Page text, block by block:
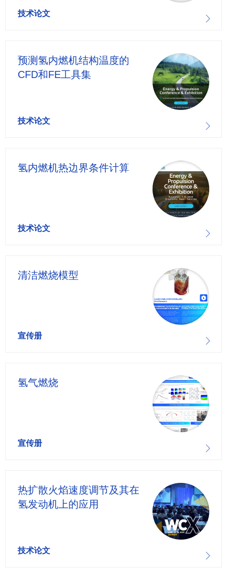
技术论文
预测氢内燃机结构温度的
CFD和FE工具集
技术论文
氢内燃机热边界条件计算
技术论文
清洁燃烧模型
宣传册
氢气燃烧
宣传册
热扩散火焰速度调节及其在
氢发动机上的应用
技术论文